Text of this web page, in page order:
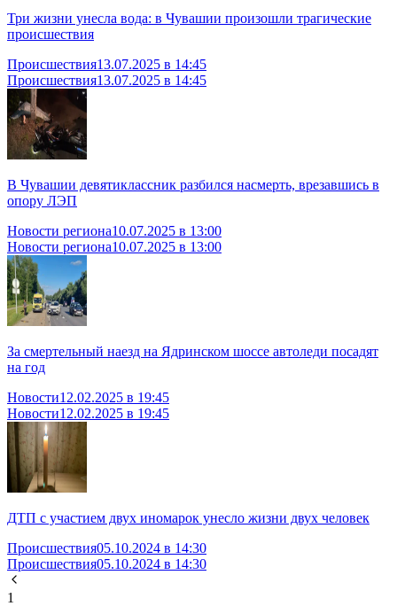
Три жизни унесла вода: в Чувашии произошли трагические
происшествия
Происшествия13.07.2025 в 14:45
Происшествия13.07.2025 в 14:45
В Чувашии девятиклассник разбился насмерть, врезавшись в
опору ЛЭП
Новости региона10.07.2025 в 13:00
Новости региона10.07.2025 в 13:00
За смертельный наезд на Ядринском шоссе автоледи посадят
на год
Новости12.02.2025 в 19:45
Новости12.02.2025 в 19:45
ДТП с участием двух иномарок унесло жизни двух человек
Происшествия05.10.2024 в 14:30
Происшествия05.10.2024 в 14:30
1